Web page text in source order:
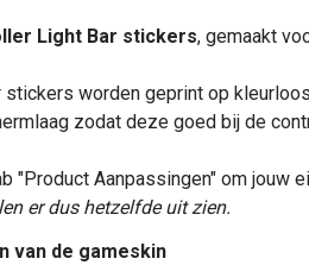
Light Bar stickers, gemaakt
stickers worden geprint op
zodat deze goed bij de
"Product Aanpassingen" om jouw
er dus hetzelfde uit zien.
van de gameskin